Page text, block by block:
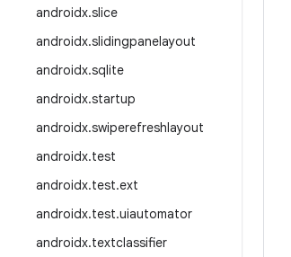
androidx.slice
androidx.slidingpanelayout
androidx.sqlite
androidx.startup
androidx.swiperefreshlayout
androidx.test
androidx.test.ext
androidx.test.uiautomator
androidx.textclassifier